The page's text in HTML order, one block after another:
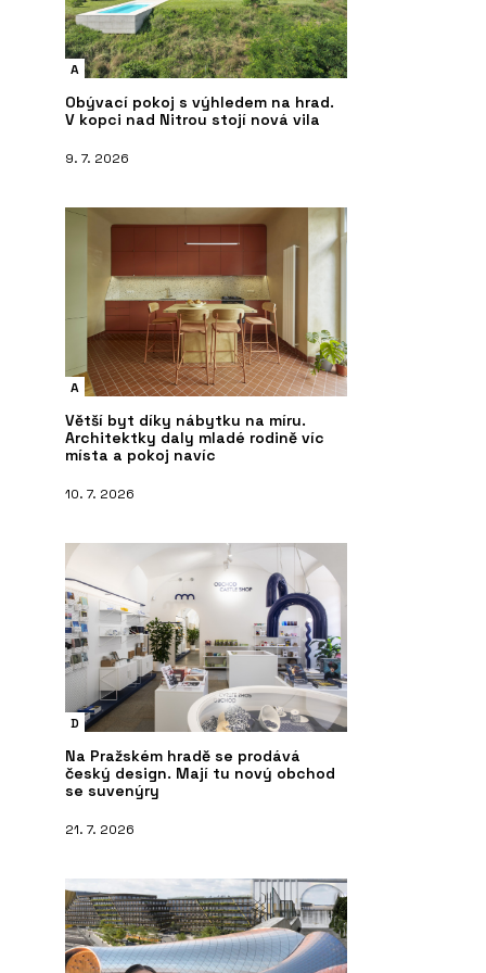
A
Obývací pokoj s výhledem na hrad.
V kopci nad Nitrou stojí nová vila
9. 7. 2026
A
Větší byt díky nábytku na míru.
Architektky daly mladé rodině víc
místa a pokoj navíc
10. 7. 2026
D
Na Pražském hradě se prodává
český design. Mají tu nový obchod
se suvenýry
21. 7. 2026